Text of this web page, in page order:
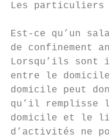
Les particuliers
Est-ce qu’un
de confinement
Lorsqu’ils sont
entre le
domicile peut
qu’il remplisse
domicile et le
d’activités ne